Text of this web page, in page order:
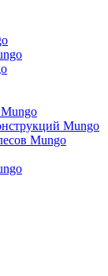
Mungo
Mungo